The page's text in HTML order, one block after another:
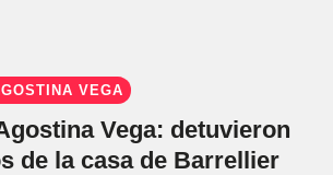
VEGA
Vega: detuvieron
de la casa de Barrellier